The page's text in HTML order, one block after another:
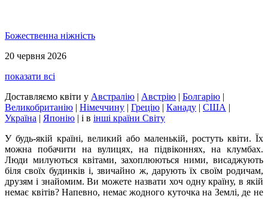
Божественна ніжність
20 червня 2026
показати всі
Доставляємо квіти у Австралію | Австрію | Болгарію |
Великобританію | Німеччину | Грецію | Канаду | США |
Україна | Японію | і в інші країни Світу
У будь-якій країні, великий або маленькій, ростуть квіти. Їх
можна побачити на вулицях, на підвіконнях, на клумбах.
Люди милуються квітами, захоплюються ними, висаджують
біля своїх будинків і, звичайно ж, дарують їх своїм родичам,
друзям і знайомим. Ви можете назвати хоч одну країну, в якій
немає квітів? Напевно, немає жодного куточка на Землі, де не